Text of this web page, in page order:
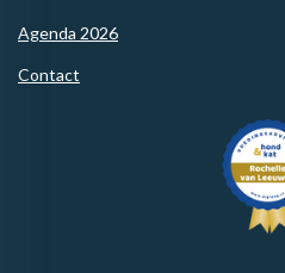
Agenda 2026
Contact